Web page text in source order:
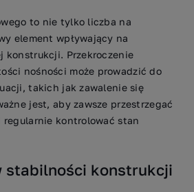
to nie tylko liczba na
element wpływający na
konstrukcji. Przekroczenie
nośności może prowadzić do
takich jak zawalenie się
jest, aby zawsze przestrzegać
kontrolować stan
stabilności konstrukcji